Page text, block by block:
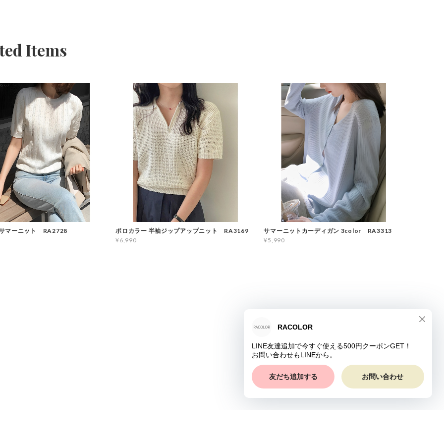
Items
マーニット RA2728
ポロカラー 半袖ジップアップニット RA3169
¥6,990
サマーニットカーディガン 3color RA3313
¥5,990